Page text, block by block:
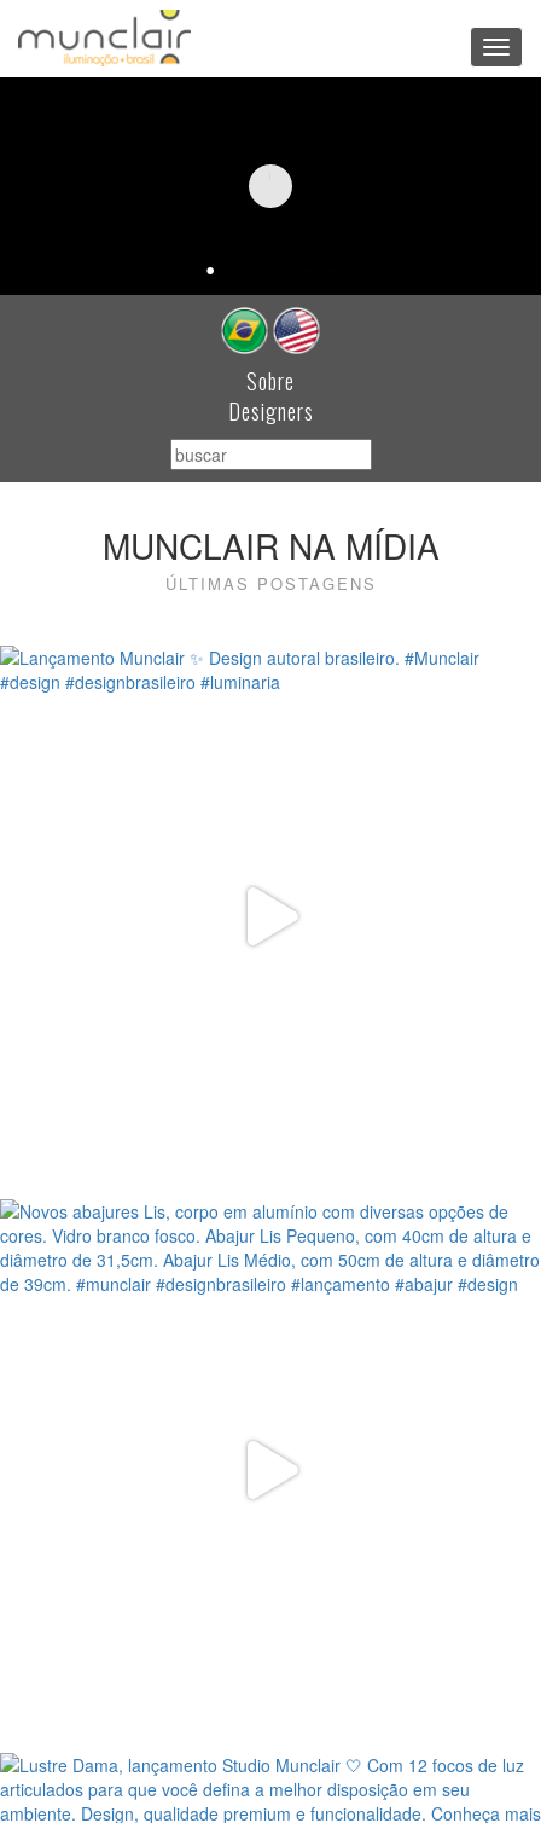
Sobre
Designers
MUNCLAIR NA MÍDIA
ÚLTIMAS POSTAGENS